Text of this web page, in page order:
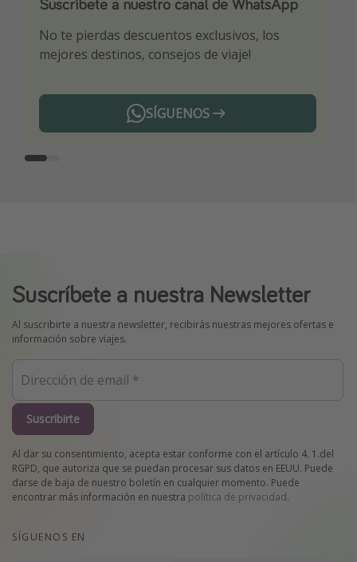
No te pierdas descuentos exclusivos, los
mejores destinos, consejos de viaje!
SÍGUENOS
Sé el primero en reservar nuestros chollazos
¡Recibe las mejores ofertas seleccionadas para
ti por nuestros expertos en viajes
Telegram
Suscríbete a nuestra Newsletter
Al suscribirte a nuestra newsletter, recibirás nuestras mejores ofertas e
información sobre viajes.
Suscribirte
Al dar su consentimiento, acepta estar conforme con el artículo 4. 1.del
RGPD, que autoriza que se puedan procesar sus datos en EEUU. Puede
darse de baja de nuestro boletín en cualquier momento. Puede
encontrar más información en nuestra política de privacidad.
SÍGUENOS EN